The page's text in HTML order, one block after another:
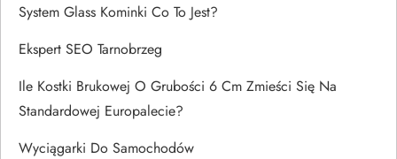
System Glass Kominki Co To Jest?
Ekspert SEO Tarnobrzeg
Ile Kostki Brukowej O Grubości 6 Cm Zmieści Się Na
Standardowej Europalecie?
Wyciągarki Do Samochodów